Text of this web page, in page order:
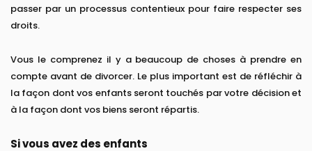
passer par un processus contentieux pour faire respecter ses
droits.
Vous le comprenez il y a beaucoup de choses à prendre en
compte avant de divorcer. Le plus important est de réfléchir à
la façon dont vos enfants seront touchés par votre décision et
à la façon dont vos biens seront répartis.
Si vous avez des enfants